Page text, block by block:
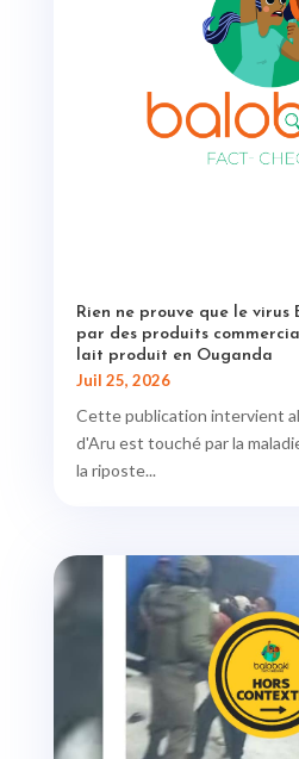
Rien ne prouve que le virus
par des produits
lait produit en Ouganda
Juil 25, 2026
Cette publication intervient
d'Aru est touché par la
la riposte...